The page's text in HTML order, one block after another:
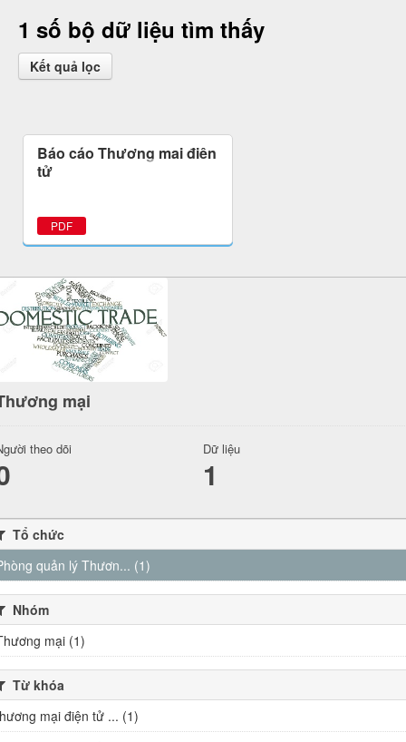
1 số bộ dữ liệu tìm thấy
Kết quả lọc
Báo cáo Thương mại điện
tử
PDF
mại
theo dõi Dữ liệu
1
Tổ chức
quản lý Thươn... (1)
Nhóm
mại (1)
Từ khóa
mại điện tử ... (1)